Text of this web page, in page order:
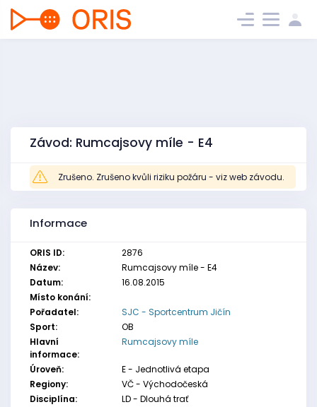
Závod: Rumcajsovy míle - E4
Zrušeno. Zrušeno kvůli riziku požáru - viz web závodu.
Informace
ORIS ID:
2876
Název:
Rumcajsovy míle - E4
Datum:
16.08.2015
Místo konání:
Pořadatel:
SJC - Sportcentrum Jičín
Sport:
OB
Hlavní
informace:
Rumcajsovy míle
Úroveň:
E - Jednotlivá etapa
Regiony:
VČ - Východočeská
Disciplína:
LD - Dlouhá trať